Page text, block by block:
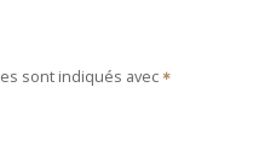
sont indiqués avec